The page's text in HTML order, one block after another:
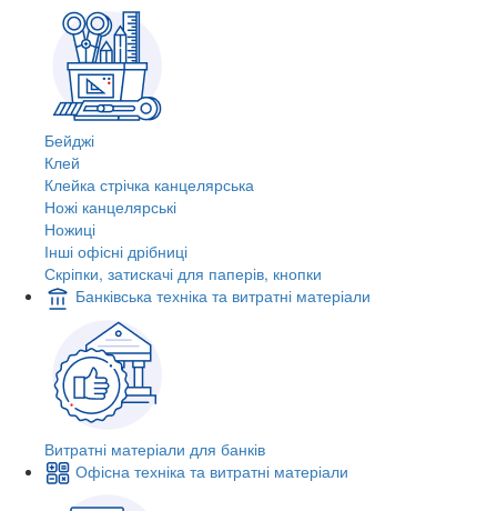
Бейджі
Клей
Клейка стрічка канцелярська
Ножі канцелярські
Ножиці
Інші офісні дрібниці
Скріпки, затискачі для паперів, кнопки
Банківська техніка та витратні матеріали
Витратні матеріали для банків
Офісна техніка та витратні матеріали